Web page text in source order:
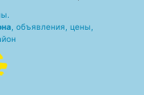
, объявления, цены,